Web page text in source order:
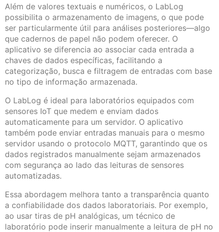
Além de valores textuais e numéricos, o LabLog
possibilita o armazenamento de imagens, o que pode
ser particularmente útil para análises posteriores—algo
que cadernos de papel não podem oferecer. O
aplicativo se diferencia ao associar cada entrada a
chaves de dados específicas, facilitando a
categorização, busca e filtragem de entradas com base
no tipo de informação armazenada.
O LabLog é ideal para laboratórios equipados com
sensores IoT que medem e enviam dados
automaticamente para um servidor. O aplicativo
também pode enviar entradas manuais para o mesmo
servidor usando o protocolo MQTT, garantindo que os
dados registrados manualmente sejam armazenados
com segurança ao lado das leituras de sensores
automatizadas.
Essa abordagem melhora tanto a transparência quanto
a confiabilidade dos dados laboratoriais. Por exemplo,
ao usar tiras de pH analógicas, um técnico de
laboratório pode inserir manualmente a leitura de pH no